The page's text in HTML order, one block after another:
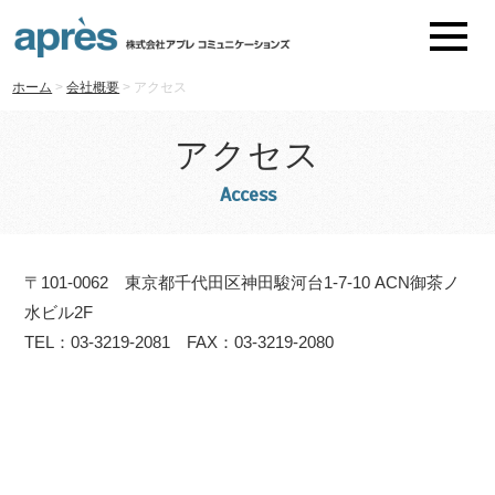
ホーム >会社概要 > アクセス
アクセス
Access
〒101-0062 東京都千代田区神田駿河台1-7-10 ACN御茶ノ
水ビル2F
TEL：03-3219-2081 FAX：03-3219-2080